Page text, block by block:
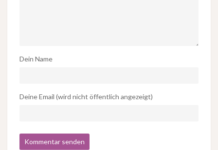
Dein Name
Deine Email (wird nicht öffentlich angezeigt)